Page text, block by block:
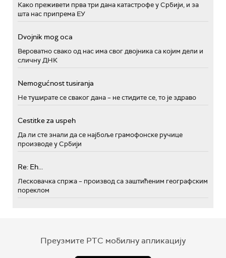
Како преживети прва три дана катастрофе у Србији, и за
шта нас припрема ЕУ
Dvojnik mog oca
Вероватно свако од нас има свог двојника са којим дели и
сличну ДНК
Nemogućnost tusiranja
Не туширате се сваког дана – не стидите се, то је здраво
Cestitke za uspeh
Да ли сте знали да се најбоље грамофонске ручице
производе у Србији
Re: Eh...
Лесковачка спржа – производ са заштићеним географским
пореклом
Преузмите РТС мобилну апликацију